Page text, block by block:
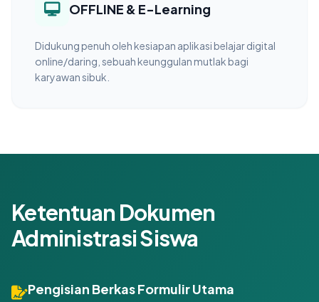
OFFLINE & E-Learning
Didukung penuh oleh kesiapan aplikasi belajar digital
online/daring, sebuah keunggulan mutlak bagi
karyawan sibuk.
Ketentuan Dokumen
Administrasi Siswa
Pengisian Berkas Formulir Utama